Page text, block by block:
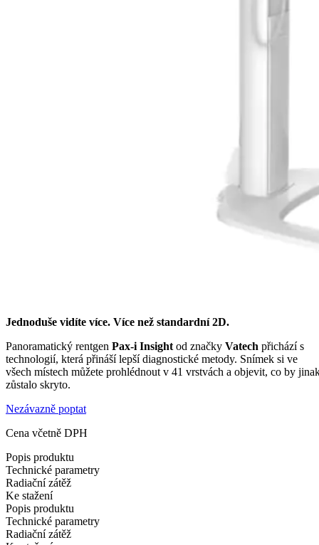
Jednoduše vidíte více. Více než standardní 2D.
Panoramatický rentgen Pax-i Insight od značky Vatech přichází s
technologií, která přináší lepší diagnostické metody. Snímek si ve
všech místech můžete prohlédnout v 41 vrstvách a objevit, co by
zůstalo skryto.
Nezávazně poptat
Cena včetně DPH
Popis produktu
Technické parametry
Radiační zátěž
Ke stažení
Popis produktu
Technické parametry
Radiační zátěž